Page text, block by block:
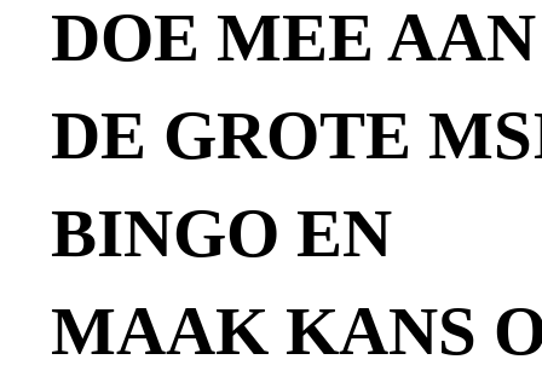
DOE MEE AAN
DE GROTE
BINGO EN
MAAK KANS